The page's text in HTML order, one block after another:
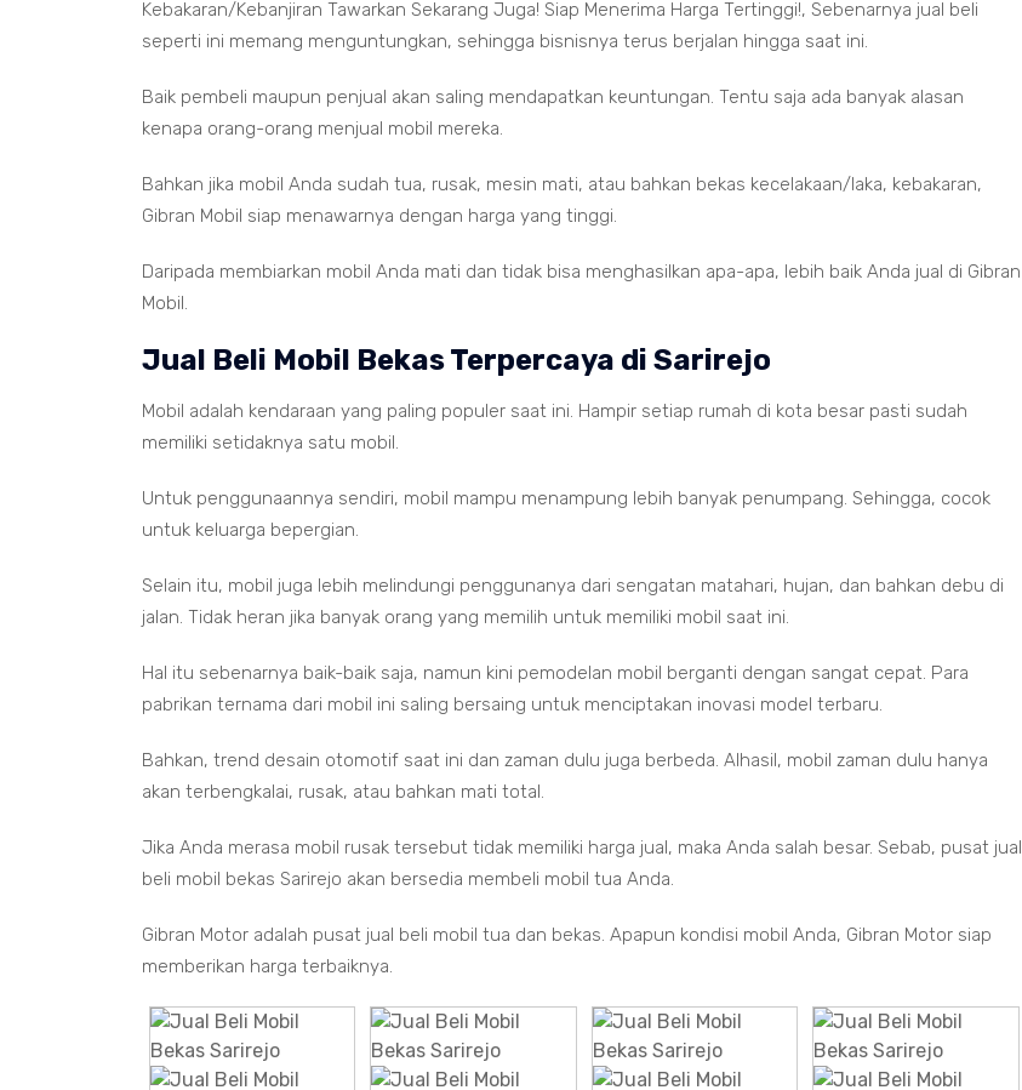
Kebakaran/Kebanjiran Tawarkan Sekarang Juga! Siap Menerima Harga Tertinggi!, Sebenarnya jual beli
seperti ini memang menguntungkan, sehingga bisnisnya terus berjalan hingga saat ini.
Baik pembeli maupun penjual akan saling mendapatkan keuntungan. Tentu saja ada banyak alasan
kenapa orang-orang menjual mobil mereka.
Bahkan jika mobil Anda sudah tua, rusak, mesin mati, atau bahkan bekas kecelakaan/laka, kebakaran,
Gibran Mobil siap menawarnya dengan harga yang tinggi.
Daripada membiarkan mobil Anda mati dan tidak bisa menghasilkan apa-apa, lebih baik Anda jual di Gibran
Mobil.
Jual Beli Mobil Bekas Terpercaya di Sarirejo
Mobil adalah kendaraan yang paling populer saat ini. Hampir setiap rumah di kota besar pasti sudah
memiliki setidaknya satu mobil.
Untuk penggunaannya sendiri, mobil mampu menampung lebih banyak penumpang. Sehingga, cocok
untuk keluarga bepergian.
Selain itu, mobil juga lebih melindungi penggunanya dari sengatan matahari, hujan, dan bahkan debu di
jalan. Tidak heran jika banyak orang yang memilih untuk memiliki mobil saat ini.
Hal itu sebenarnya baik-baik saja, namun kini pemodelan mobil berganti dengan sangat cepat. Para
pabrikan ternama dari mobil ini saling bersaing untuk menciptakan inovasi model terbaru.
Bahkan, trend desain otomotif saat ini dan zaman dulu juga berbeda. Alhasil, mobil zaman dulu hanya
akan terbengkalai, rusak, atau bahkan mati total.
Jika Anda merasa mobil rusak tersebut tidak memiliki harga jual, maka Anda salah besar. Sebab, pusat jual
beli mobil bekas Sarirejo akan bersedia membeli mobil tua Anda.
Gibran Motor adalah pusat jual beli mobil tua dan bekas. Apapun kondisi mobil Anda, Gibran Motor siap
memberikan harga terbaiknya.